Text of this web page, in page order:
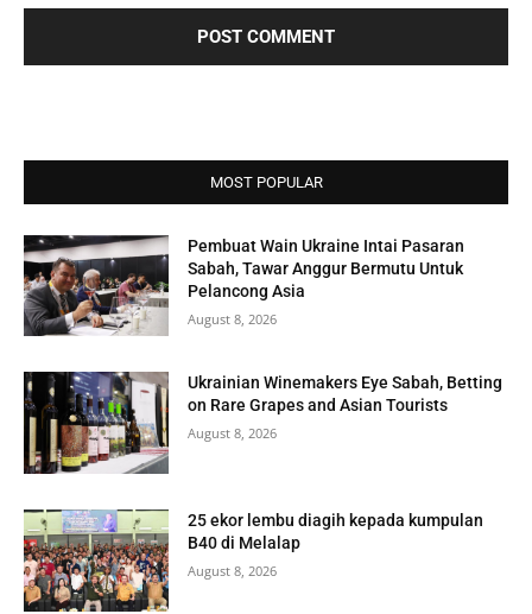
MOST POPULAR
Pembuat Wain Ukraine Intai Pasaran
Sabah, Tawar Anggur Bermutu Untuk
Pelancong Asia
August 8, 2026
Ukrainian Winemakers Eye Sabah, Betting
on Rare Grapes and Asian Tourists
August 8, 2026
25 ekor lembu diagih kepada kumpulan
B40 di Melalap
August 8, 2026